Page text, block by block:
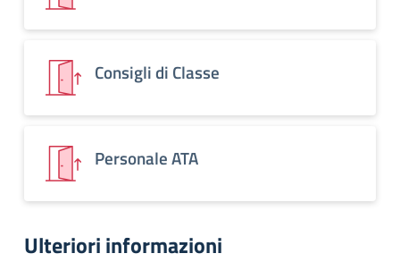
Consigli di Classe
Personale ATA
Ulteriori informazioni